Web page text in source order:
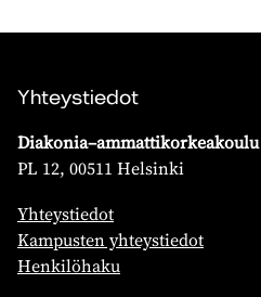
Yhteystiedot
Diakonia–ammattikorkeakoulu
PL 12, 00511 Helsinki
Yhteystiedot
Kampusten yhteystiedot
Henkilöhaku